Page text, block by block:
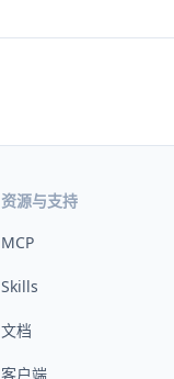
资源与支持
MCP
Skills
文档
客户端